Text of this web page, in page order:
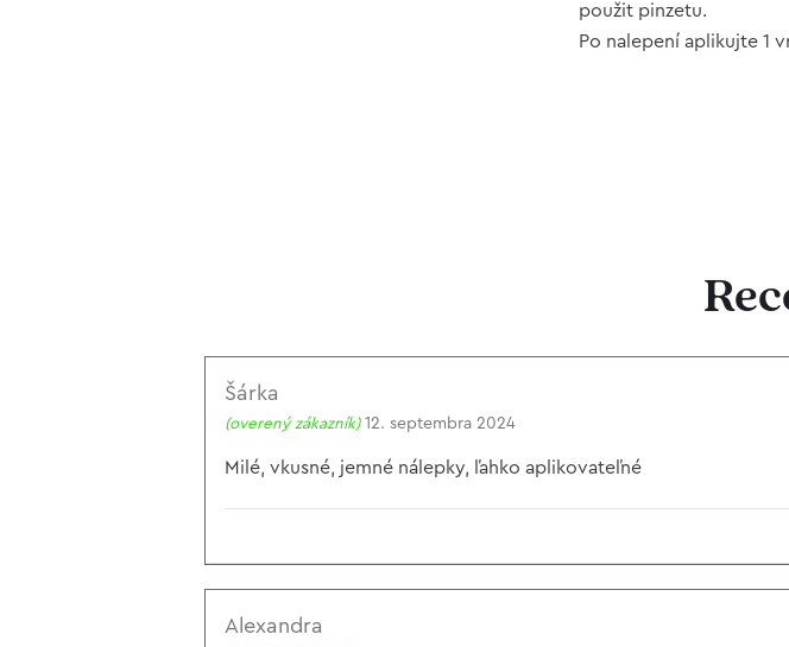
použit pinzetu.
Po nalepení aplikujte 1
Šárka
(overený zákazník) 12. septembra 2024
Milé, vkusné, jemné nálepky, ľahko aplikovateľné
Alexandra